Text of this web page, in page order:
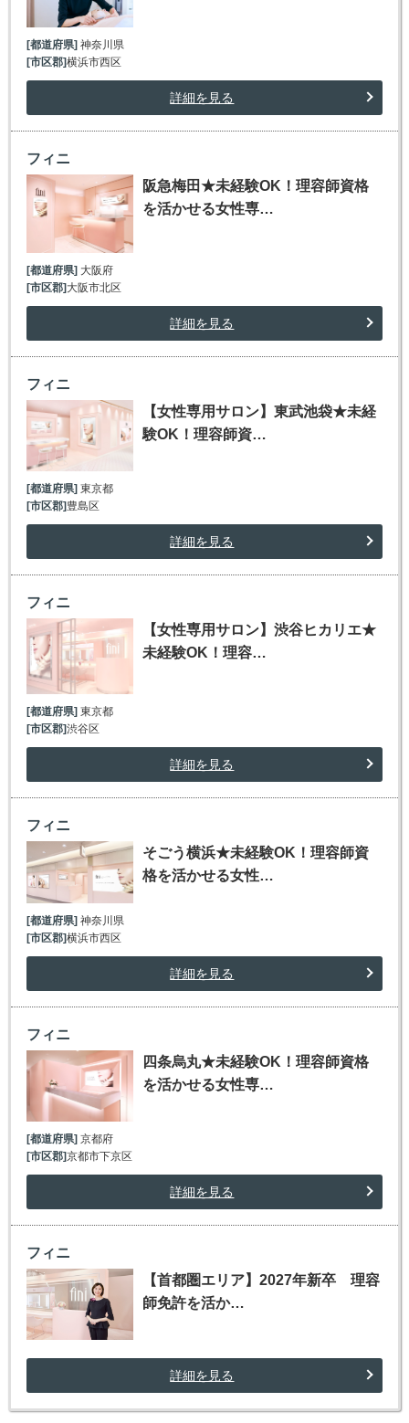
[都道府県] 神奈川県
[市区郡]横浜市西区
詳細を見る
フィニ
阪急梅田★未経験OK！理容師資格
を活かせる女性専…
[都道府県] 大阪府
[市区郡] 大阪市北区
詳細を見る
フィニ
【女性専用サロン】東武池袋★未経
験OK！理容師資…
[都道府県]東京都
[市区郡]豊島区
詳細を見る
フィニ
【女性専用サロン】渋谷ヒカリエ★
未経験OK！理容…
[都道府県]東京都
[市区郡]渋谷区
詳細を見る
フィニ
そごう横浜★未経験OK！理容師資
格を活かせる女性…
[都道府県]神奈川県
[市区郡]横浜市西区
詳細を見る
フィニ
四条烏丸★未経験OK！理容師資格
を活かせる女性専…
[都道府県]京都府
[市区郡]京都市下京区
詳細を見る
フィニ
【首都圏エリア】2027年新卒 理容
師免許を活か…
詳細を見る